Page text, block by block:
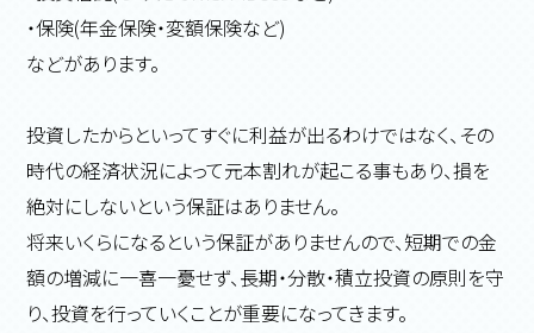
・保険(年金保険・変額保険など)
などがあります。
投資したからといってすぐに利益が出るわけではなく、その
時代の経済状況によって元本割れが起こる事もあり、損を
絶対にしないという保証はありません。
将来いくらになるという保証がありませんので、短期での金
額の増減に一喜一憂せず、長期・分散・積立投資の原則を守
り、投資を行っていくことが重要になってきます。